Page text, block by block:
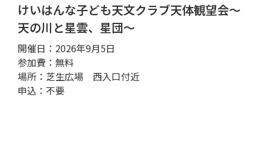
けいはんな子ども天文クラブ天体観望会～
天の川と星雲、星団～
開催日：2026年9月5日
参加費：無料
場所：芝生広場 西入口付近
申込：不要